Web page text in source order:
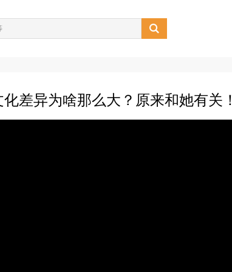

差异为啥那么大？原来和她有关！